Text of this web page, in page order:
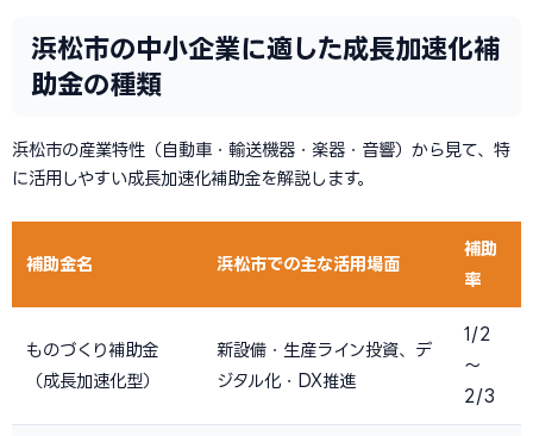
浜松市の中小企業に適した成長加速化補
助金の種類
浜松市の産業特性（自動車・輸送機器・楽器・音響）から見て、特
に活用しやすい成長加速化補助金を解説します。
補助金名 浜松市での主な活用場面
補助
率
ものづくり補助金
（成長加速化型）
新設備・生産ライン投資、デ
ジタル化・DX推進
1/2
〜
2/3